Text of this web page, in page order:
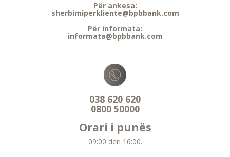
Për ankesa:
sherbimiperkliente@bpbbank.com
Për informata:
informata@bpbbank.com
038 620 620
0800 50000
Orari i punës
09:00 deri 16:00.